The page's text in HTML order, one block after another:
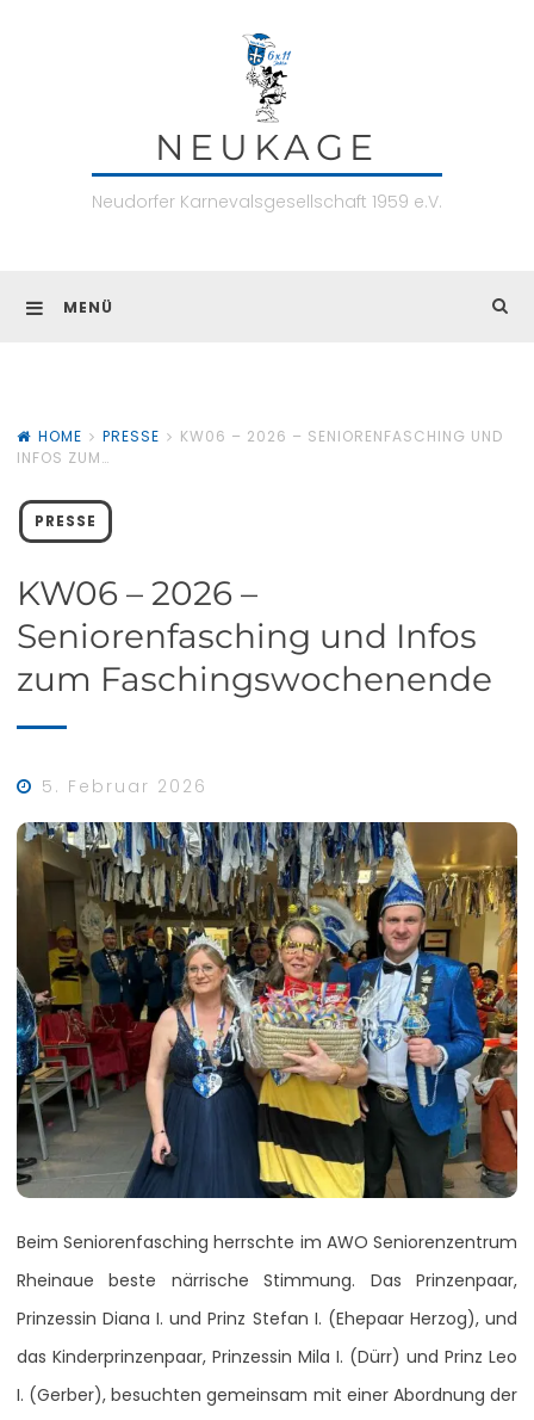
NEUKAGE
Neudorfer Karnevalsgesellschaft 1959 e.V.
MENÜ
HOME PRESSE
KW06 – 2026 – SENIORENFASCHING UND
INFOS ZUM…
PRESSE
KW06 – 2026 –
Seniorenfasching und Infos
zum Faschingswochenende
5. Februar 2026
Beim Seniorenfasching herrschte im AWO Seniorenzentrum
Rheinaue beste närrische Stimmung. Das Prinzenpaar,
Prinzessin Diana I. und Prinz Stefan I. (Ehepaar Herzog), und
das Kinderprinzenpaar, Prinzessin Mila I. (Dürr) und Prinz Leo
I. (Gerber), besuchten gemeinsam mit einer Abordnung der